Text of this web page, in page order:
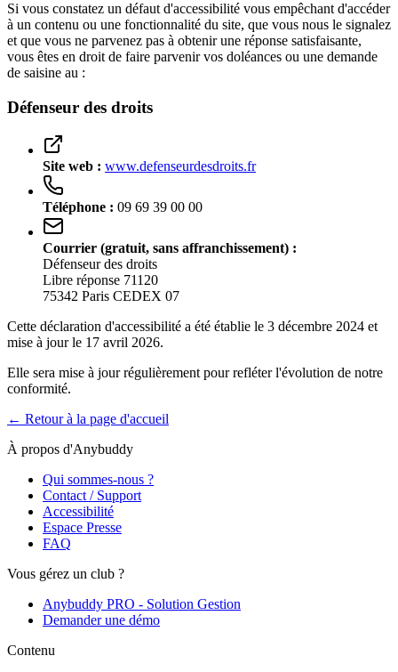
Si vous constatez un défaut d'accessibilité vous empêchant d'accéder
à un contenu ou une fonctionnalité du site, que vous nous le signalez
et que vous ne parvenez pas à obtenir une réponse satisfaisante,
vous êtes en droit de faire parvenir vos doléances ou une demande
de saisine au :
Défenseur des droits
Site web : www.defenseurdesdroits.fr
Téléphone : 09 69 39 00 00
Courrier (gratuit, sans affranchissement) :
Défenseur des droits
Libre réponse 71120
75342 Paris CEDEX 07
Cette déclaration d'accessibilité a été établie le 3 décembre 2024 et
mise à jour le 17 avril 2026.
Elle sera mise à jour régulièrement pour refléter l'évolution de notre
conformité.
← Retour à la page d'accueil
À propos d'Anybuddy
Qui sommes-nous ?
Contact / Support
Accessibilité
Espace Presse
FAQ
Vous gérez un club ?
Anybuddy PRO - Solution Gestion
Demander une démo
Contenu